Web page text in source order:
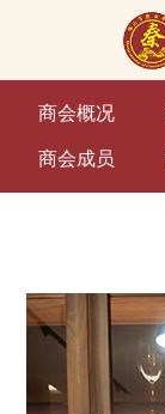
商会概况
商会成员